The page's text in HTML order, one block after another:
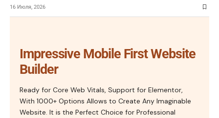
16 Июля, 2026
Impressive Mobile First Website
Builder
Ready for Core Web Vitals, Support for Elementor,
With 1000+ Options Allows to Create Any Imaginable
Website. It is the Perfect Choice for Professional